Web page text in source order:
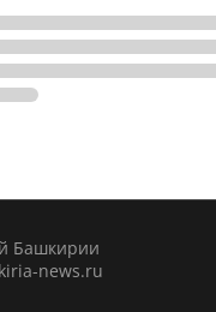
Башкирии
news.ru